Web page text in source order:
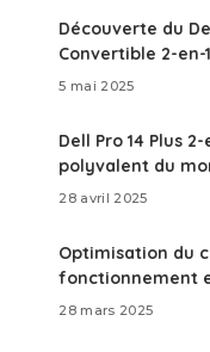
Découverte du
Convertible 2-en-
5 mai 2025
Dell Pro 14 Plus
polyvalent du
28 avril 2025
Optimisation du
fonctionnement
28 mars 2025